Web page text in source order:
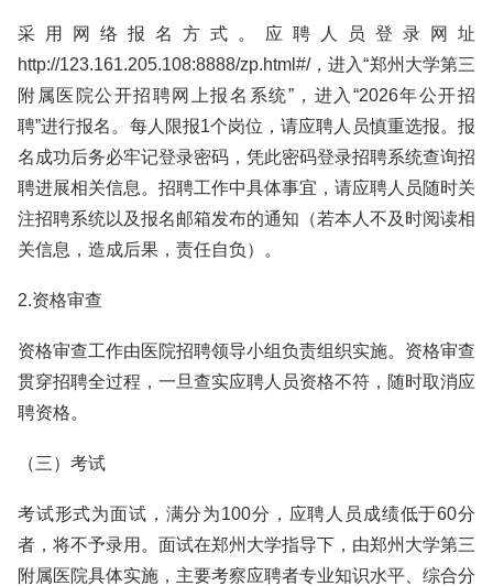
采用网络报名方式。应聘人员登录网址
http://123.161.205.108:8888/zp.html#/，进入“郑州大学第三
附属医院公开招聘网上报名系统”，进入“2026年公开招
聘”进行报名。每人限报1个岗位，请应聘人员慎重选报。报
名成功后务必牢记登录密码，凭此密码登录招聘系统查询招
聘进展相关信息。招聘工作中具体事宜，请应聘人员随时关
注招聘系统以及报名邮箱发布的通知（若本人不及时阅读相
关信息，造成后果，责任自负）。
2.资格审查
资格审查工作由医院招聘领导小组负责组织实施。资格审查
贯穿招聘全过程，一旦查实应聘人员资格不符，随时取消应
聘资格。
（三）考试
考试形式为面试，满分为100分，应聘人员成绩低于60分
者，将不予录用。面试在郑州大学指导下，由郑州大学第三
附属医院具体实施，主要考察应聘者专业知识水平、综合分